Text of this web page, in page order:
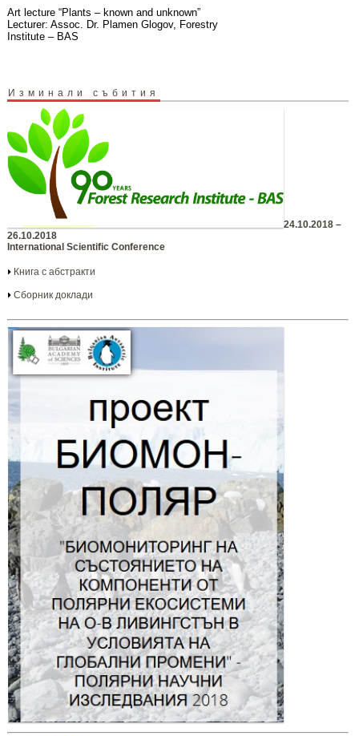
Art lecture “Plants – known and unknown”
Lecturer: Assoc. Dr. Plamen Glogov, Forestry
Institute – BAS
Изминали събития
24.10.2018 –
26.10.2018
International Scientific Conference
Книга с абстракти
Сборник доклади